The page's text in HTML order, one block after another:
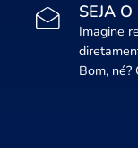
SEJA
Imagine
Bom,